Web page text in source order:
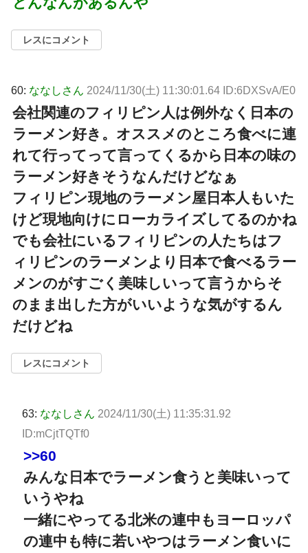
レスにコメント
60: ななしさん 2024/11/30(土) 11:30:01.64 ID:6DXSvA/E0
会社関連のフィリピン人は例外なく日本の
ラーメン好き。オススメのところ食べに連
れて行ってって言ってくるから日本の味の
ラーメン好きそうなんだけどなぁ
フィリピン現地のラーメン屋日本人もいた
けど現地向けにローカライズしてるのかね
でも会社にいるフィリピンの人たちはフ
ィリピンのラーメンより日本で食べるラー
メンのがすごく美味しいって言うからそ
のまま出した方がいいような気がするん
だけどね
レスにコメント
63: ななしさん 2024/11/30(土) 11:35:31.92
ID:mCjtTQTf0
>>60
みんな日本でラーメン食うと美味いって
いうやね
一緒にやってる北米の連中もヨーロッパ
の連中も特に若いやつはラーメン食いに